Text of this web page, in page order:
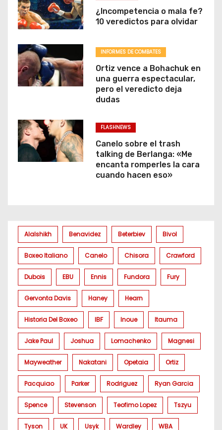
¿Incompetencia o mala fe?
10 veredictos para olvidar
INFORMES DE COMBATES
Ortiz vence a Bohachuk en
una guerra espectacular,
pero el veredicto deja
dudas
FLASHNEWS
Canelo sobre el trash
talking de Berlanga: «Me
encanta romperles la cara
cuando hacen eso»
Alalshikh Benavidez Beterbiev Bivol
Boxeo Italiano Canelo Chisora Crawford
Dubois EBU Ennis Fundora Fury
Gervonta Davis Haney Hearn
Historia Del Boxeo IBF Inoue Itauma
Jake Paul Joshua Lomachenko Magnesi
Mayweather Nakatani Opetaia Ortiz
Pacquiao Parker Rodriguez Ryan Garcia
Spence Stevenson Teofimo Lopez Tszyu
Tyson UK Usyk Wardley WBA